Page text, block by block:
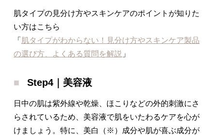
肌タイプの見分け方やスキンケアのポイントが知りた
い方はこちら
「 肌タイプがわからない！見分け方やスキンケア製品
の選び方、よくある質問を解説 」
Step4｜美容液
日中の肌は紫外線や乾燥、ほこりなどの外的刺激にさ
らされているため、美容液で肌をいたわるケアを心が
けましょう。特に、美白（※）成分や肌が喜ぶ成分が